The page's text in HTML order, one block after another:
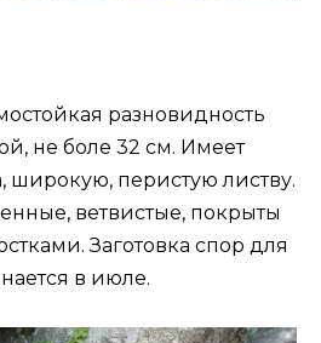
разновидность
не боле 32 см. Имеет
широкую, перистую листву.
ветвистые, покрыты
Заготовка спор для
в июле.